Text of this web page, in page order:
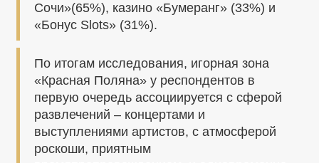
Сочи»(65%), казино «Бумеранг» (33%) и
«Бонус Slots» (31%).
По итогам исследования, игорная зона
«Красная Поляна» у респондентов в
первую очередь ассоциируется с сферой
развлечений – концертами и
выступлениями артистов, с атмосферой
роскоши, приятным